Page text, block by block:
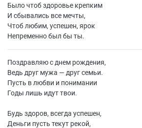
Было чтоб здоровье крепким
И сбывались все мечты,
Чтоб любим, успешен, ярок
Непременно был бы ты.
Поздравляю с днем рождения,
Ведь друг мужа — друг семьи.
Пусть в любви и понимании
Годы лишь идут твои.
Будь здоров, всегда успешен,
Деньги пусть текут рекой,